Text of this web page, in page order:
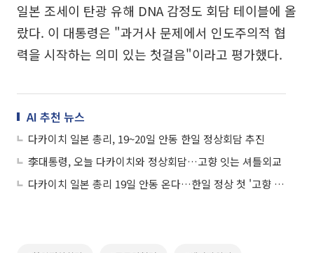
일본 조세이 탄광 유해 DNA 감정도 회담 테이블에 올
랐다. 이 대통령은 "과거사 문제에서 인도주의적 협
력을 시작하는 의미 있는 첫걸음"이라고 평가했다.
AI 추천 뉴스
다카이치 일본 총리, 19~20일 안동 한일 정상회담 추진
李대통령, 오늘 다카이치와 정상회담…고향 잇는 셔틀외교
다카이치 일본 총리 19일 안동 온다…한일 정상 첫 '고향 맞방문’